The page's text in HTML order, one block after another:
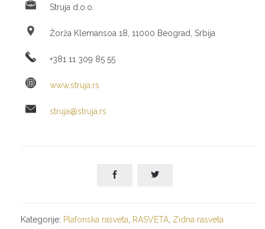
Struja d.o.o.
Žorža Klemansoa 18, 11000 Beograd, Srbija
+381 11 309 85 55
www.struja.rs
struja@struja.rs
 
Kategorije: Plafonska rasveta RASVETA Zidna rasveta